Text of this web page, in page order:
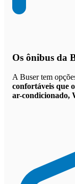
Os ônibus da
A Buser tem
confortáveis que
ar-condicionado,